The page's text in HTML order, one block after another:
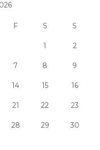
F S S
1 2
7 8 9
14 15 16
21 22 23
28 29 30